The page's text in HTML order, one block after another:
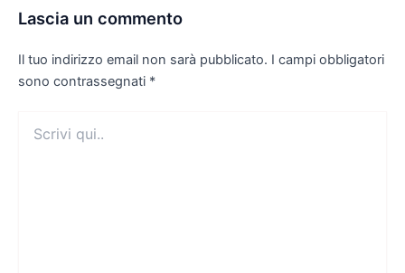
Lascia un commento
Il tuo indirizzo email non sarà pubblicato. I campi obbligatori
sono contrassegnati *
qui..